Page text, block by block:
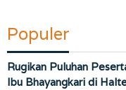
Populer
Rugikan Puluhan
Ibu Bhayangkari di